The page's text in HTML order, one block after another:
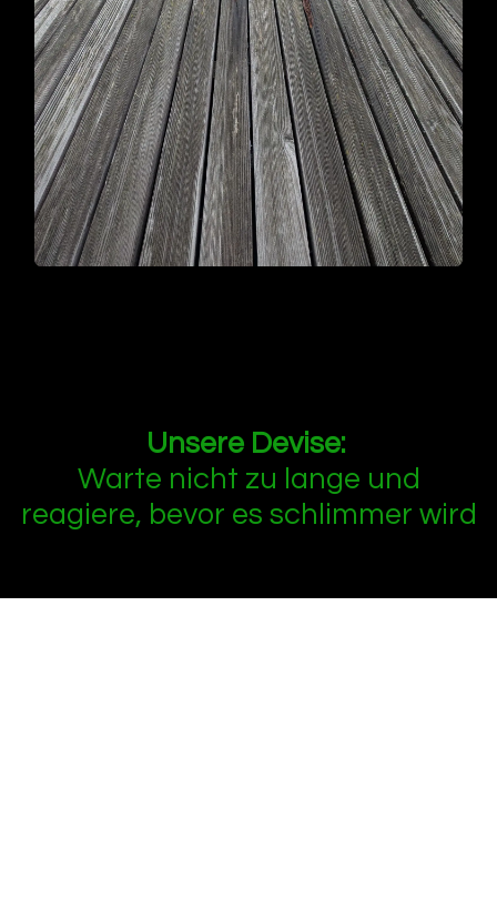
Unsere Devise:
Warte nicht zu lange und
reagiere, bevor es schlimmer wird